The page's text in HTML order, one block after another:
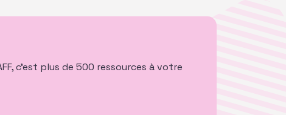
c’est plus de 500 ressources à votre